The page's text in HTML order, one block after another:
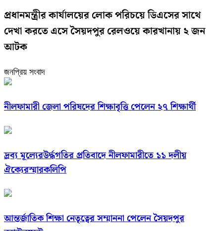
প্রধানমন্ত্রীর কার্যালয়ের লোক পরিচয়ে ডিএসের সাথে
দেখা করতে এসে সৈয়দপুর রেলওয়ে কারখানায় ২ জন
আটক
জনপ্রিয় সংবাদ
নীলফামারী জেলা পরিষদের শিক্ষাবৃত্তি পেলেন ২৭ শিক্ষার্থী
দ্রব্য মূল্যেরউর্দ্ধগতির প্রতিবাদে নীলফামারীতে ১১ দলীয়
ঐক্যেরস্মারকলিপি
আন্তর্জাতিক শিক্ষা নেতৃত্বের সম্মাননা পেলেন সৈয়দপুর